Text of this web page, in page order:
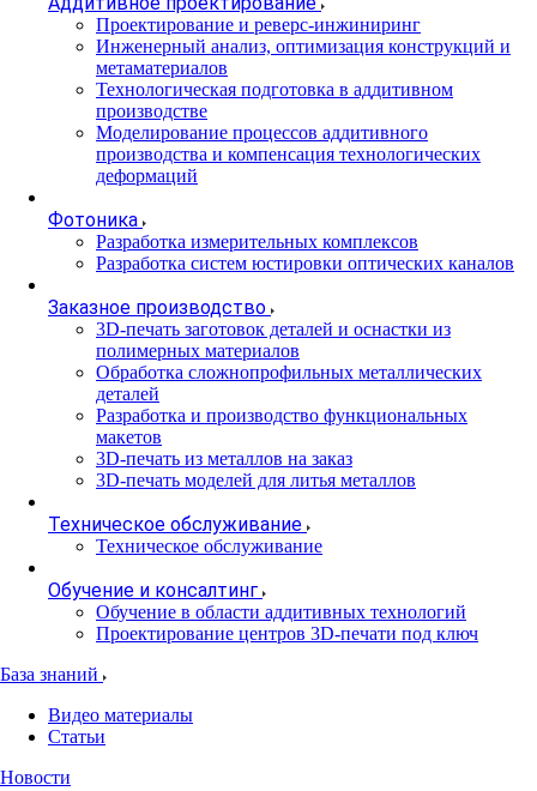
Проектирование и реверс-инжиниринг
Инженерный анализ, оптимизация конструкций и
метаматериалов
Технологическая подготовка в аддитивном
производстве
Моделирование процессов аддитивного
производства и компенсация технологических
деформаций
Фотоника
Разработка измерительных комплексов
Разработка систем юстировки оптических каналов
Заказное производство
3D-печать заготовок деталей и оснастки из
полимерных материалов
Обработка сложнопрофильных металлических
деталей
Разработка и производство функциональных
макетов
3D-печать из металлов на заказ
3D-печать моделей для литья металлов
Техническое обслуживание
Техническое обслуживание
Обучение и консалтинг
Обучение в области аддитивных технологий
Проектирование центров 3D-печати под ключ
База знаний
Видео материалы
Статьи
Новости